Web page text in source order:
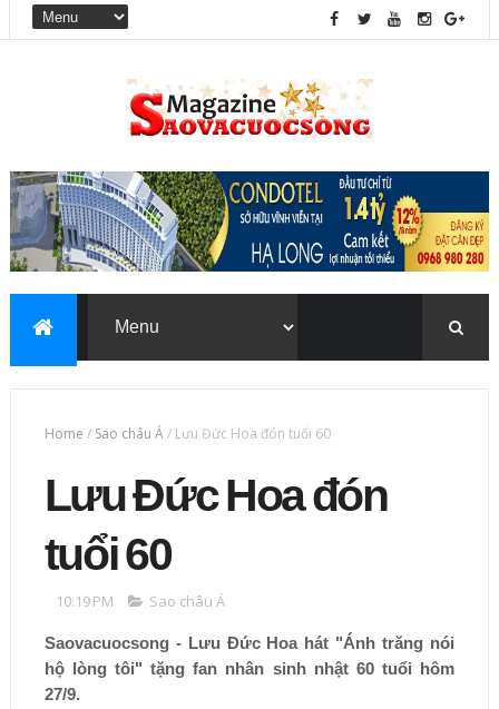
Home / Sao châu Á/ Lưu Đức Hoa đón tuổi 60
Lưu Đức Hoa đón
tuổi 60
10:19 PM Sao châu Á
Saovacuocsong - Lưu Đức Hoa hát "Ánh trăng nói
hộ lòng tôi" tặng fan nhân sinh nhật 60 tuổi hôm
27/9.